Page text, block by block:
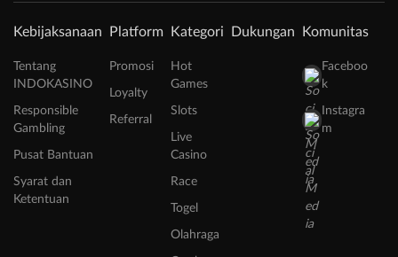
Kebijaksanaan
Tentang
INDOKASINO
Responsible
Gambling
Pusat Bantuan
Syarat dan
Ketentuan
Platform
Promosi
Loyalty
Referral
Kategori
Hot
Games
Slots
Live
Casino
Race
Togel
Olahraga
Dukungan Komunitas
Faceboo
k
Instagra
m